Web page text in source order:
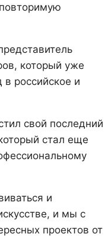
который уже
в российское и
свой последний
стал еще
и
и мы с
проектов от